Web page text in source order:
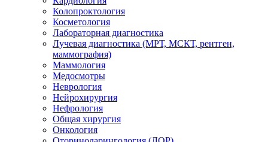
Колопроктология
Косметология
Лабораторная диагностика
Лучевая диагностика (МРТ, МСКТ, рентген,
маммография)
Маммология
Медосмотры
Неврология
Нейрохирургия
Нефрология
Общая хирургия
Онкология